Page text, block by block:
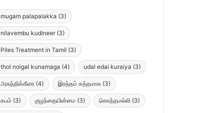
mugam palapalakka (3)
nilavembu kudineer (3)
Piles Treatment in Tamil (3)
thol noigal kunamaga (4) udal edai kuraiya (3)
அகத்திக்கீரை (4) இரத்தம் சுத்தமாக (3)
கபம் (3) குழந்தையின்மை (3) கொத்தமல்லி (3)